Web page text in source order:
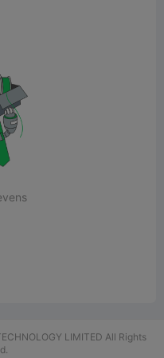
LIMITED All Rights